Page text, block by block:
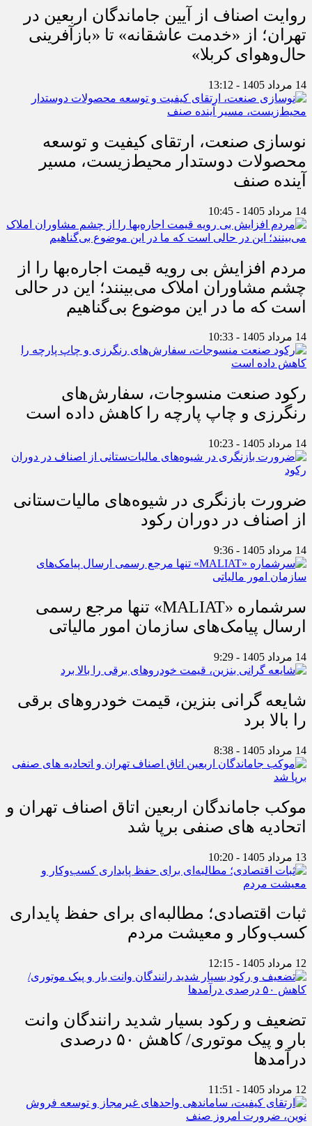
روایت اصناف از آیین جاماندگان اربعین در
تهران؛ از «خدمت عاشقانه» تا «بازآفرینی
حال‌وهوای کربلا»
14 مرداد 1405 - 13:12
نوسازی صنعت، ارتقای کیفیت و توسعه
محصولات دوستدار محیط‌زیست، مسیر
آینده صنف
14 مرداد 1405 - 10:45
مردم افزایش بی رویه قیمت اجاره‌بها را از
چشم مشاوران املاک می‌بینند؛ این در حالی
است که ما در این موضوع بی‌گناهیم
14 مرداد 1405 - 10:33
رکود صنعت منسوجات، سفارش‌های
رنگرزی و چاپ پارچه را کاهش داده است
14 مرداد 1405 - 10:23
ضرورت بازنگری در شیوه‌های مالیات‌ستانی
از اصناف در دوران رکود
14 مرداد 1405 - 9:36
سرشماره «MALIAT» تنها مرجع رسمی
ارسال پیامک‌های سازمان امور مالیاتی
14 مرداد 1405 - 9:29
شایعه گرانی بنزین، قیمت خودروهای برقی
را بالا برد
14 مرداد 1405 - 8:38
موکب جاماندگان اربعین اتاق اصناف تهران و
اتحادیه های صنفی برپا شد
13 مرداد 1405 - 10:20
ثبات اقتصادی؛ مطالبه‌ای برای حفظ پایداری
کسب‌وکار و معیشت مردم
12 مرداد 1405 - 12:15
تضعیف و رکود بسیار شدید رانندگان وانت
بار و پیک موتوری/ کاهش ۵۰ درصدی
درآمدها
12 مرداد 1405 - 11:51